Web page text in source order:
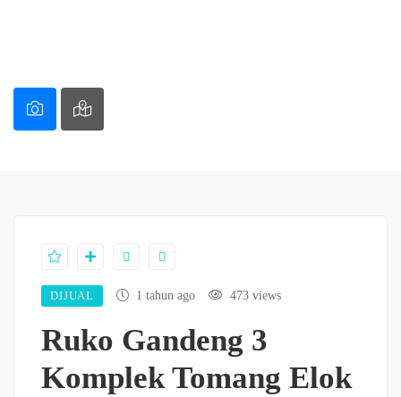
DIJUAL 1 tahun ago 473 views
Ruko Gandeng 3
Komplek Tomang Elok